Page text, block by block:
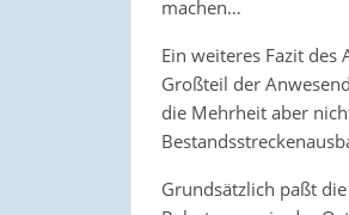
machen…
Ein weiteres Fazit
Großteil der
die Mehrheit aber
Grundsätzlich paßt